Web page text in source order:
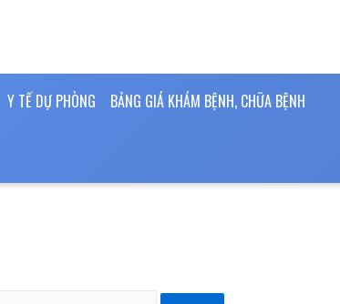
Y TẾ DỰ PHÒNG BẢNG GIÁ KHÁM BỆNH, CHỮA BỆNH